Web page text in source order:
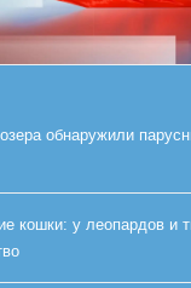
обнаружили
кошки: у леопардов и